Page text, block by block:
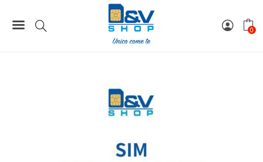
0
SIM Wind3 Numero Facile 3291X16666 Da Attivare